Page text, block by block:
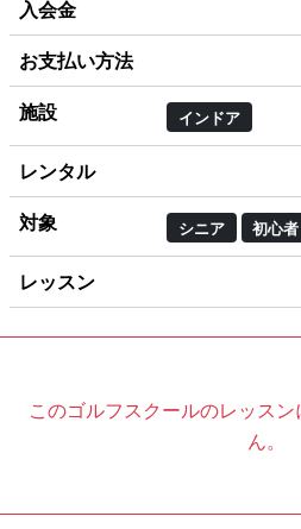
入会金
お支払い方法
施設 インドア
レンタル
対象 シニア 初心者
レッスン
このゴルフスクールのレッス
ん。